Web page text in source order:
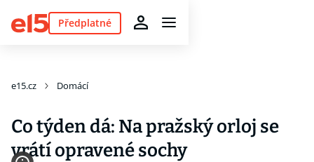
Předplatné
e15.cz Domácí
Co týden dá: Na pražský orloj se
vrátí opravené sochy